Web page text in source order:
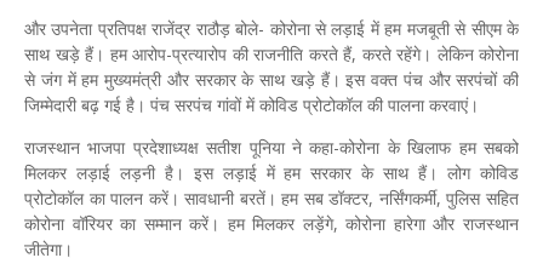
और उपनेता प्रतिपक्ष राजेंद्र राठौड़ बोले- कोरोना से लड़ाई में हम मजबूती से सीएम के
साथ खड़े हैं। हम आरोप-प्रत्यारोप की राजनीति करते हैं, करते रहेंगे। लेकिन कोरोना
से जंग में हम मुख्यमंत्री और सरकार के साथ खड़े हैं। इस वक्त पंच और सरपंचों की
जिम्मेदारी बढ़ गई है। पंच सरपंच गांवों में कोविड प्रोटोकॉल की पालना करवाएं।
राजस्थान भाजपा प्रदेशाध्यक्ष सतीश पूनिया ने कहा-कोरोना के खिलाफ हम सबको
मिलकर लड़ाई लड़नी है। इस लड़ाई में हम सरकार के साथ हैं। लोग कोविड
प्रोटोकॉल का पालन करें। सावधानी बरतें। हम सब डॉक्टर, नर्सिंगकर्मी, पुलिस सहित
कोरोना वॉरियर का सम्मान करें। हम मिलकर लड़ेंगे, कोरोना हारेगा और राजस्थान
जीतेगा।